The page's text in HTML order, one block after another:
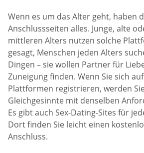
Wenn es um das Alter geht, haben
Anschlussseiten alles. Junge, alte
mittleren Alters nutzen solche
gesagt, Menschen jeden Alters
Dingen – sie wollen Partner für
Zuneigung finden. Wenn Sie sich
Plattformen registrieren, werden
Gleichgesinnte mit denselben
Es gibt auch Sex-Dating-Sites für
Dort finden Sie leicht einen
Anschluss.